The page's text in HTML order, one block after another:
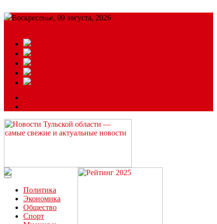
Воскресенье, 09 августа, 2026
Читайте последние новости дня в Тульской области на сайте
“ЗаНовомосковск”
Политика
Экономика
Общество
Спорт